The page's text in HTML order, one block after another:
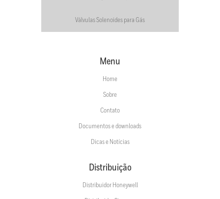
Válvulas Solenoides para Gás
Menu
Home
Sobre
Contato
Documentos e downloads
Dicas e Notícias
Distribuição
Distribuidor Honeywell